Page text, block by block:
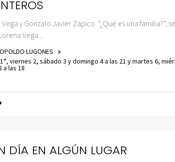
y Gonzalo Javier Zapico. “¿Qué es una familia?”,
Vega...
LUGONES
viernes 2, sábado 3 y domingo 4 a las 21 y martes 6,
a las 18
DÍA EN ALGÚN LUGAR